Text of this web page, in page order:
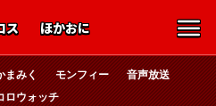
ス ほかおに
まみく モンフィー
音声放送
ロウォッチ